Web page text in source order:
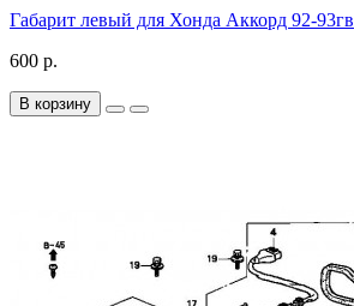
Габарит левый для Хонда Аккорд 92-93гв
600 р.
В корзину